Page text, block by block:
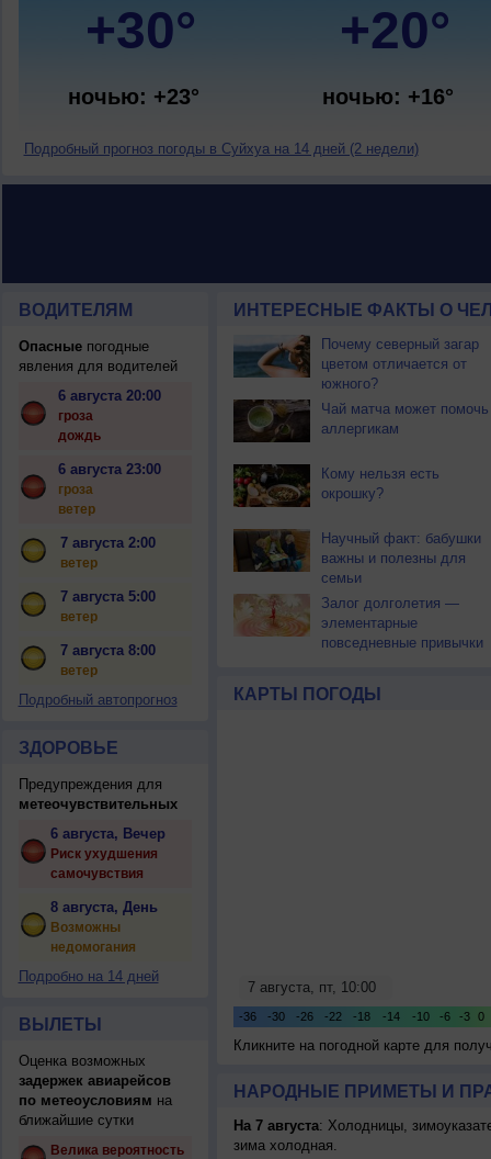
+30°
ночью: +23°
+20°
ночью: +16°
Подробный прогноз погоды в Суйхуа на 14 дней (2 недели)
ВОДИТЕЛЯМ
Опасныепогодные
явления для водителей
6 августа 20:00
гроза
дождь
6 августа 23:00
гроза
ветер
7 августа 2:00
ветер
7 августа 5:00
ветер
7 августа 8:00
ветер
Подробный автопрогноз
ЗДОРОВЬЕ
Предупреждения для
метеочувствительных
6 августа, Вечер
Риск ухудшения
самочувствия
8 августа, День
Возможны
недомогания
Подробно на 14 дней
ВЫЛЕТЫ
Оценка возможных
задержек авиарейсов
по метеоусловиям на
ближайшие сутки
Велика вероятность
ИНТЕРЕСНЫЕ ФАКТЫ О
Почему северный загар
цветом отличается от
южного?
Чай матча может помочь
аллергикам
Кому нельзя есть
окрошку?
Научный факт: бабушки
важны и полезны для
семьи
Залог долголетия —
элементарные
повседневные привычки
КАРТЫ ПОГОДЫ
Кликните на погодной карте для
НАРОДНЫЕ ПРИМЕТЫ И
На 7 августа: Холодницы,
зима холодная.